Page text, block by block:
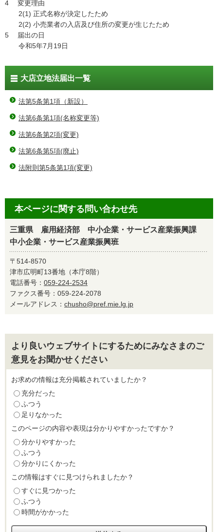
4 変更理由
2(1) 正式名称が決定したため
2(2) 小売業者の入店及び住所の変更が生じたため
5 届出の日
令和5年7月19日
大店立地法届出一覧
法第5条第1項（新設）
法第6条第1項(名称変更等)
法第6条第2項(変更)
法第6条第5項(廃止)
法附則第5条第1項(変更)
本ページに関する問い合わせ先
三重県 雇用経済部 中小企業・サービス産業振興課
中小企業・サービス産業振興班
〒514-8570
津市広明町13番地（本庁8階）
電話番号： 059-224-2534
ファクス番号：059-224-2078
メールアドレス： chusho@pref.mie.lg.jp
より良いウェブサイトにするためにみなさまのご
意見をお聞かせください
お求めの情報は充分掲載されていましたか？
充分だった
ふつう
足りなかった
このページの内容や表現は分かりやすかったですか？
分かりやすかった
ふつう
分かりにくかった
この情報はすぐに見つけられましたか？
すぐに見つかった
ふつう
時間がかかった